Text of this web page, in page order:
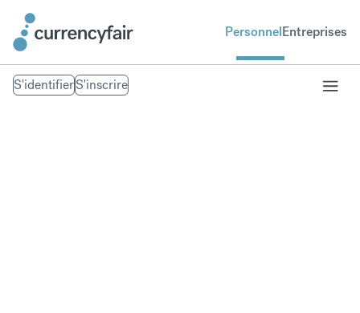
PersonnelEntreprises
S'identifierS'inscrire